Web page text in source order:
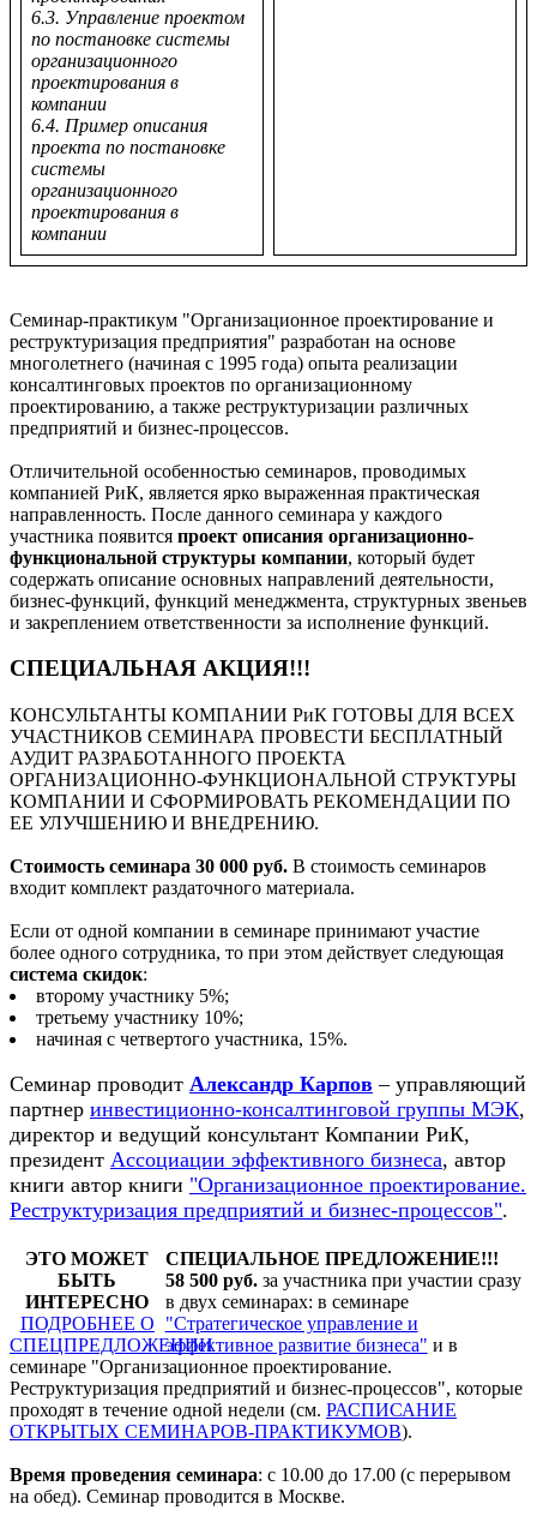
6.3. Управление проектом
по постановке системы
организационного
проектирования в
компании
6.4. Пример описания
проекта по постановке
системы
организационного
проектирования в
компании
Семинар-практикум "Организационное проектирование и
реструктуризация предприятия" разработан на основе
многолетнего (начиная с 1995 года) опыта реализации
консалтинговых проектов по организационному
проектированию, а также реструктуризации различных
предприятий и бизнес-процессов.
Отличительной особенностью семинаров, проводимых
компанией РиК, является ярко выраженная практическая
направленность. После данного семинара у каждого
участника появится проект описания организационно-
функциональной структуры компании, который будет
содержать описание основных направлений деятельности,
бизнес-функций, функций менеджмента, структурных звеньев
и закреплением ответственности за исполнение функций.
СПЕЦИАЛЬНАЯ АКЦИЯ!!!
КОНСУЛЬТАНТЫ КОМПАНИИ РиК ГОТОВЫ ДЛЯ ВСЕХ
УЧАСТНИКОВ СЕМИНАРА ПРОВЕСТИ БЕСПЛАТНЫЙ
АУДИТ РАЗРАБОТАННОГО ПРОЕКТА
ОРГАНИЗАЦИОННО-ФУНКЦИОНАЛЬНОЙ СТРУКТУРЫ
КОМПАНИИ И СФОРМИРОВАТЬ РЕКОМЕНДАЦИИ ПО
ЕЕ УЛУЧШЕНИЮ И ВНЕДРЕНИЮ.
Стоимость семинара 30 000 руб. В стоимость семинаров
входит комплект раздаточного материала.
Если от одной компании в семинаре принимают участие
более одного сотрудника, то при этом действует следующая
система скидок:
второму участнику 5%;
третьему участнику 10%;
начиная с четвертого участника, 15%.
Семинар проводит Александр Карпов – управляющий
партнер инвестиционно-консалтинговой группы МЭК,
директор и ведущий консультант Компании РиК,
президент Ассоциации эффективного бизнеса, автор
книги автор книги "Организационное проектирование.
Реструктуризация предприятий и бизнес-процессов".
ЭТО МОЖЕТ
БЫТЬ
ИНТЕРЕСНО
ПОДРОБНЕЕ О
СПЕЦПРЕДЛОЖЕНИИ
СПЕЦИАЛЬНОЕ ПРЕДЛОЖЕНИЕ!!!
58 500 руб.за участника при участии сразу
в двух семинарах: в семинаре
"Стратегическое управление и
эффективное развитие бизнеса" и в
семинаре "Организационное проектирование.
Реструктуризация предприятий и бизнес-процессов", которые
проходят в течение одной недели (см. РАСПИСАНИЕ
ОТКРЫТЫХ СЕМИНАРОВ-ПРАКТИКУМОВ).
Время проведения семинара: с 10.00 до 17.00 (с перерывом
на обед). Семинар проводится в Москве.